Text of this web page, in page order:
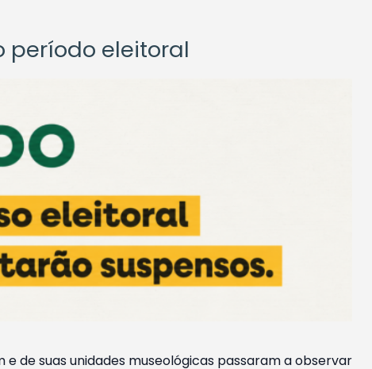
período eleitoral
de suas unidades museológicas passaram a observar